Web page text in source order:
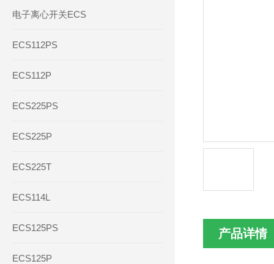
电子离心开关ECS
ECS112PS
ECS112P
ECS225PS
ECS225P
ECS225T
ECS114L
ECS125PS
ECS125P
产品详情